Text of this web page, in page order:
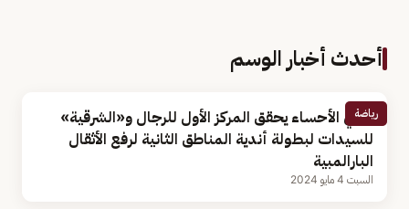
أحدث أخبار الوسم
رياضة
نادي الأحساء يحقق المركز الأول للرجال و«الشرقية»
للسيدات لبطولة أندية المناطق الثانية لرفع الأثقال
البارالمبية
السبت 4 مايو 2024